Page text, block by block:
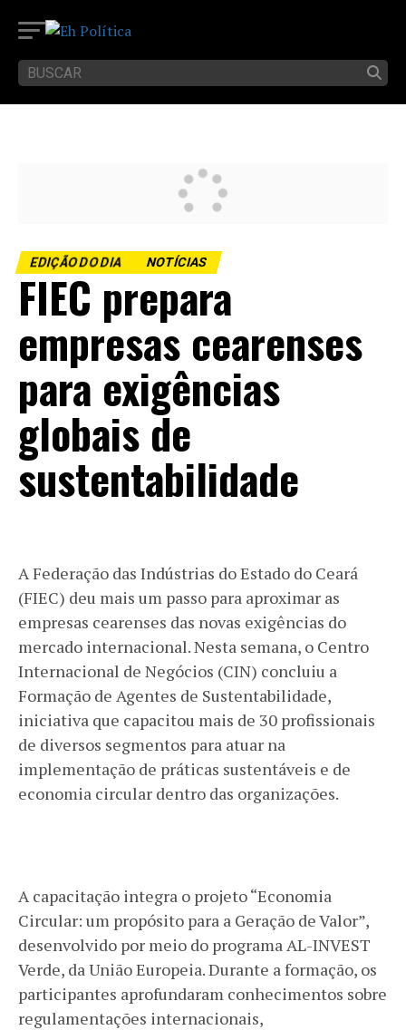
EDIÇÃO DO DIA NOTÍCIAS
FIEC prepara
empresas cearenses
para exigências
globais de
sustentabilidade
A Federação das Indústrias do Estado do Ceará
(FIEC) deu mais um passo para aproximar as
empresas cearenses das novas exigências do
mercado internacional. Nesta semana, o Centro
Internacional de Negócios (CIN) concluiu a
Formação de Agentes de Sustentabilidade,
iniciativa que capacitou mais de 30 profissionais
de diversos segmentos para atuar na
implementação de práticas sustentáveis e de
economia circular dentro das organizações.
A capacitação integra o projeto “Economia
Circular: um propósito para a Geração de Valor”,
desenvolvido por meio do programa AL-INVEST
Verde, da União Europeia. Durante a formação, os
participantes aprofundaram conhecimentos sobre
regulamentações internacionais,